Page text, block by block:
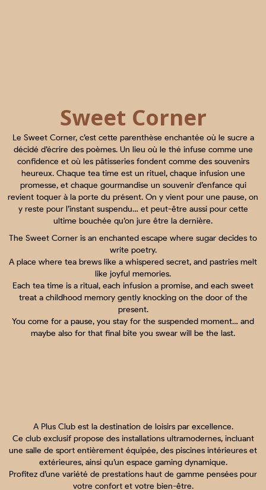
Sweet Corner
Le Sweet Corner, c’est cette parenthèse enchantée où le sucre a
décidé d’écrire des poèmes. Un lieu où le thé infuse comme une
confidence et où les pâtisseries fondent comme des souvenirs
heureux. Chaque tea time est un rituel, chaque infusion une
promesse, et chaque gourmandise un souvenir d’enfance qui
revient toquer à la porte du présent. On y vient pour une pause, on
y reste pour l’instant suspendu… et peut-être aussi pour cette
ultime bouchée qu’on jure être la dernière.
The Sweet Corner is an enchanted escape where sugar decides to
write poetry.
A place where tea brews like a whispered secret, and pastries melt
like joyful memories.
Each tea time is a ritual, each infusion a promise, and each sweet
treat a childhood memory gently knocking on the door of the
present.
You come for a pause, you stay for the suspended moment… and
maybe also for that final bite you swear will be the last.
A Plus Club est la destination de loisirs par excellence.
Ce club exclusif propose des installations ultramodernes, incluant
une salle de sport entièrement équipée, des piscines intérieures et
extérieures, ainsi qu’un espace gaming dynamique.
Profitez d’une variété de prestations haut de gamme pensées pour
votre confort et votre bien-être.